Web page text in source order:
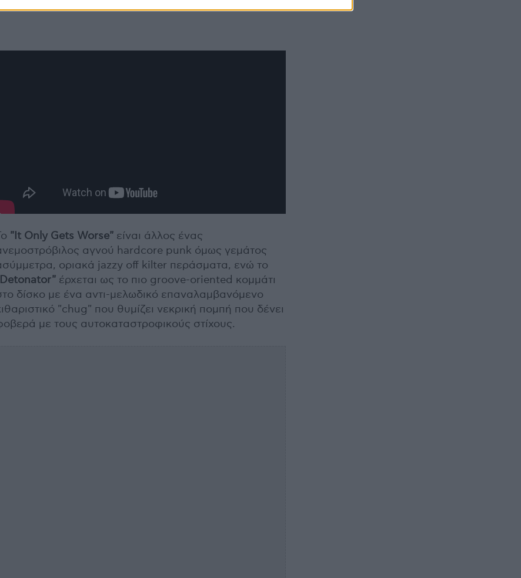
"It Only Gets Worse" είναι άλλος ένας
αγνού hardcore punk όμως γεμάτος
οριακά jazzy off kilter περάσματα, ενώ τo
έρχεται ως το πιο groove-oriented κομμάτι
δίσκο με ένα αντι-μελωδικό επαναλαμβανόμενο
"chug" που θυμίζει νεκρική πομπή που δένει
με τους αυτοκαταστροφικούς στίχους.